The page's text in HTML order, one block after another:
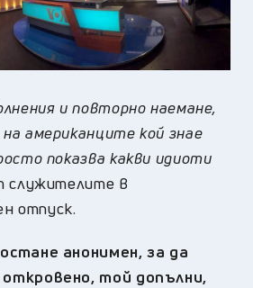
и повторно наемане,
американците кой знае
показва какви идиоти
служителите в
отпуск.
анонимен, за да
той допълни,